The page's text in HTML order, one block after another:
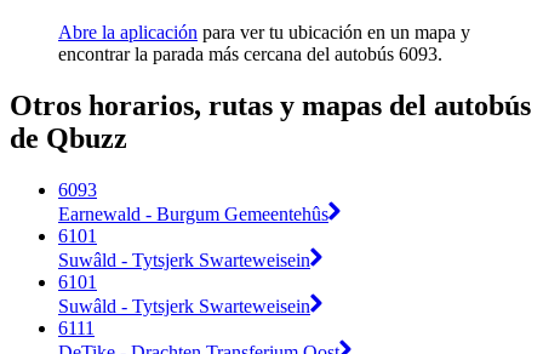
Abre la aplicación para ver tu ubicación en un mapa y
encontrar la parada más cercana del autobús 6093.
Otros horarios, rutas y mapas del autobús
de Qbuzz
6093
Earnewald - Burgum Gemeentehûs
6101
Suwâld - Tytsjerk Swarteweisein
6101
Suwâld - Tytsjerk Swarteweisein
6111